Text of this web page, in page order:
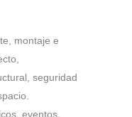
montaje e
seguridad
eventos,